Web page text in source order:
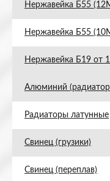
Нержавейка Б55
Нержавейка Б55
Нержавейка Б19 от
Алюминий
Радиаторы латунные
Свинец (грузики)
Свинец (переплав)